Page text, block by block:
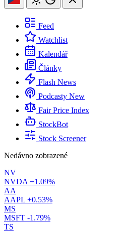
Feed
Watchlist
Kalendář
Články
Flash News
Podcasty New
Fair Price Index
StockBot
Stock Screener
Nedávno zobrazené
NV
NVDA +1.09%
AA
AAPL +0.53%
MS
MSFT -1.79%
TS